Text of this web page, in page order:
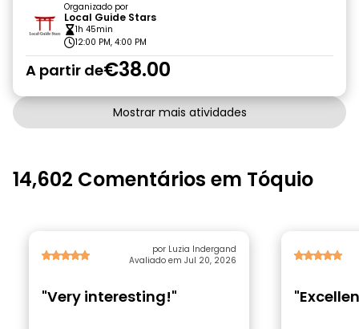
Organizado por
Local Guide Stars
1h 45min
12:00 PM, 4:00 PM
A partir de€38.00
Mostrar mais atividades
14,602 Comentários em Tóquio
por Luzia Indergand
Avaliado em Jul 20, 2026
"Very interesting!"